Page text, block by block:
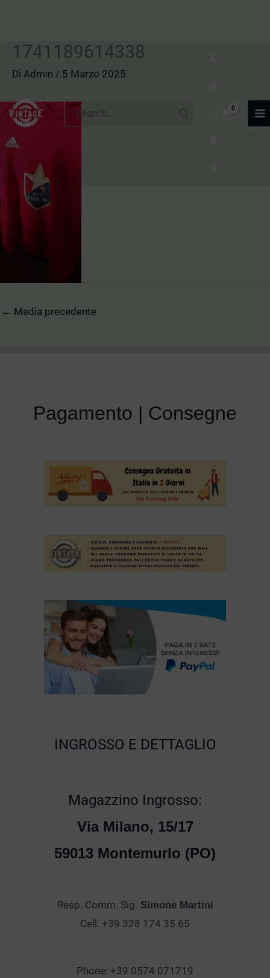
Ricerca
per:
1741189614338
Di Admin / 5 Marzo 2025
← Media precedente
Pagamento | Consegne
INGROSSO E DETTAGLIO
Magazzino Ingrosso:
Via Milano, 15/17
59013 Montemurlo (PO)
Resp. Comm. Sig. Simone Martini
Cell. +39 328 174 35 65
Phone: +39 0574 071719